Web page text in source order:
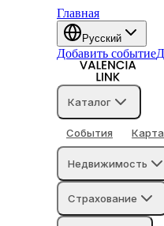
Главная
Русский
Добавить событие
Каталог
События
Недвижимость
Страхование